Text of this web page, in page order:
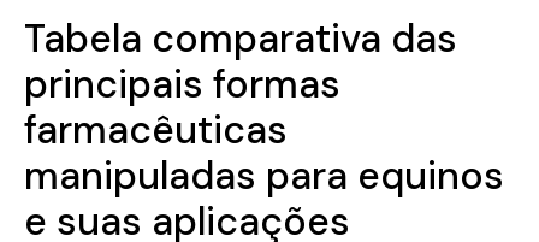
Tabela comparativa das
principais formas
farmacêuticas
manipuladas para equinos
e suas aplicações